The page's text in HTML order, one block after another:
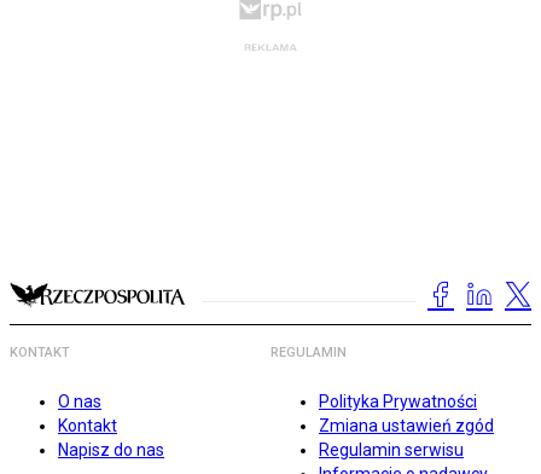
KONTAKT
O nas
Kontakt
Napisz do nas
REGULAMIN
Polityka Prywatności
Zmiana ustawień zgód
Regulamin serwisu